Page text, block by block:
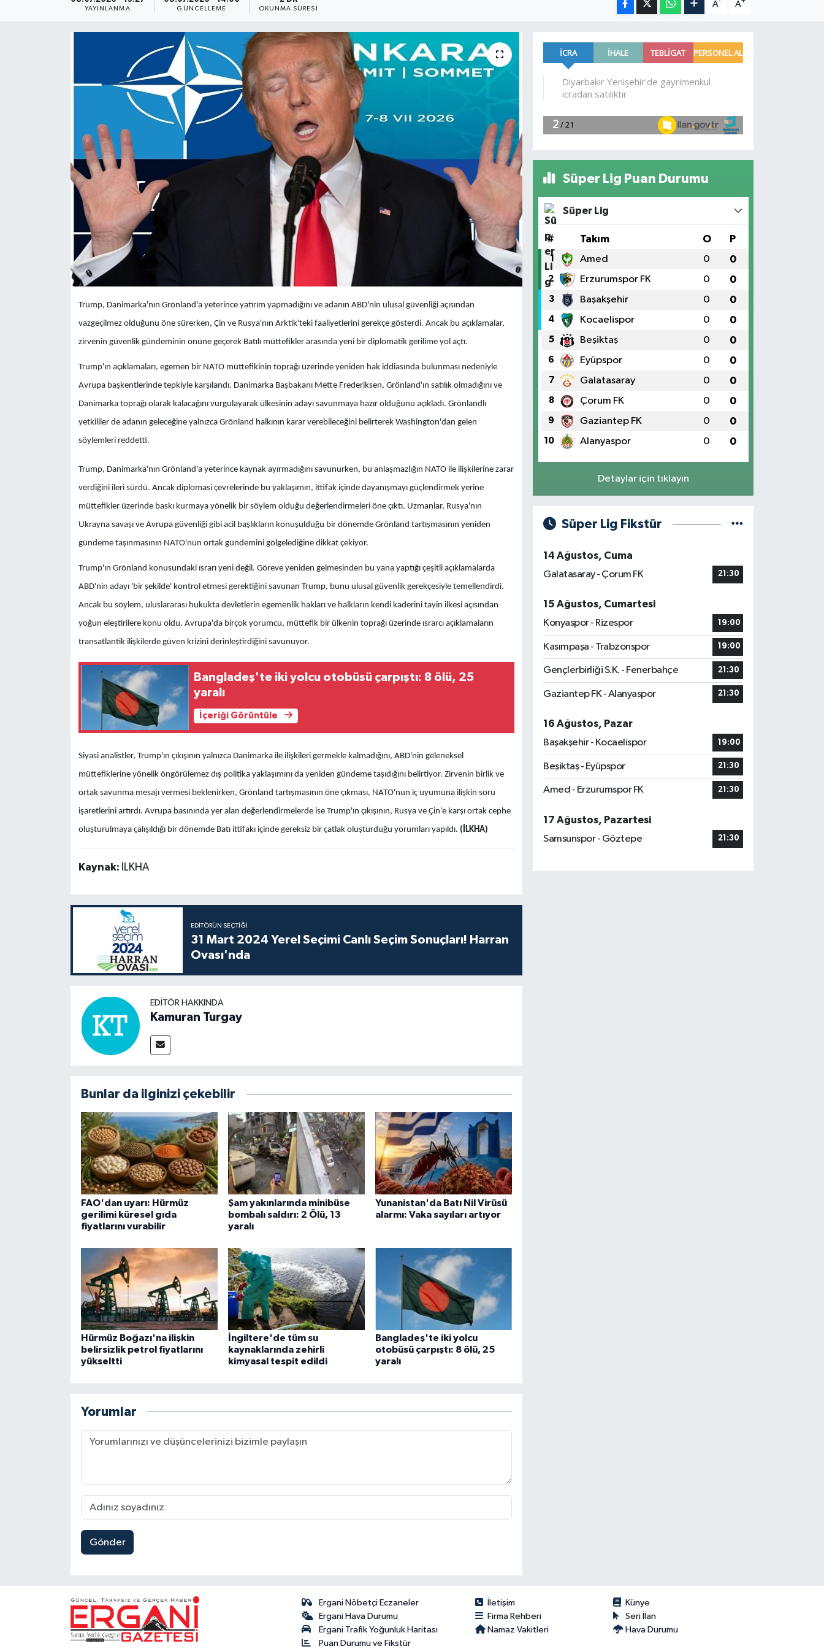
YAYINLANMA GÜNCELLEME OKUNMA SÜRESI
A A
Trump, Danimarka'nın Grönland'a yeterince yatırım yapmadığını ve adanın ABD'nin ulusal güvenliği açısından
vazgeçilmez olduğunu öne sürerken, Çin ve Rusya'nın Arktik'teki faaliyetlerini gerekçe gösterdi. Ancak bu açıklamalar,
zirvenin güvenlik gündeminin önüne geçerek Batılı müttefikler arasında yeni bir diplomatik gerilime yol açtı.
Trump'ın açıklamaları, egemen bir NATO müttefikinin toprağı üzerinde yeniden hak iddiasında bulunması nedeniyle
Avrupa başkentlerinde tepkiyle karşılandı. Danimarka Başbakanı Mette Frederiksen, Grönland'ın satılık olmadığını ve
Danimarka toprağı olarak kalacağını vurgulayarak ülkesinin adayı savunmaya hazır olduğunu açıkladı. Grönlandlı
yetkililer de adanın geleceğine yalnızca Grönland halkının karar verebileceğini belirterek Washington'dan gelen
söylemleri reddetti.
Trump, Danimarka'nın Grönland'a yeterince kaynak ayırmadığını savunurken, bu anlaşmazlığın NATO ile ilişkilerine zarar
verdiğini ileri sürdü. Ancak diplomasi çevrelerinde bu yaklaşımın, ittifak içinde dayanışmayı güçlendirmek yerine
müttefikler üzerinde baskı kurmaya yönelik bir söylem olduğu değerlendirmeleri öne çıktı. Uzmanlar, Rusya'nın
Ukrayna savaşı ve Avrupa güvenliği gibi acil başlıkların konuşulduğu bir dönemde Grönland tartışmasının yeniden
gündeme taşınmasının NATO'nun ortak gündemini gölgelediğine dikkat çekiyor.
Trump'ın Grönland konusundaki ısrarı yeni değil. Göreve yeniden gelmesinden bu yana yaptığı çeşitli açıklamalarda
ABD'nin adayı 'bir şekilde' kontrol etmesi gerektiğini savunan Trump, bunu ulusal güvenlik gerekçesiyle temellendirdi.
Ancak bu söylem, uluslararası hukukta devletlerin egemenlik hakları ve halkların kendi kaderini tayin ilkesi açısından
yoğun eleştirilere konu oldu. Avrupa'da birçok yorumcu, müttefik bir ülkenin toprağı üzerinde ısrarcı açıklamaların
transatlantik ilişkilerde güven krizini derinleştirdiğini savunuyor.
Bangladeş'te iki yolcu otobüsü çarpıştı: 8 ölü, 25
yaralı
İçeriği Görüntüle
Siyasi analistler, Trump'ın çıkışının yalnızca Danimarka ile ilişkileri germekle kalmadığını, ABD'nin geleneksel
müttefiklerine yönelik öngörülemez dış politika yaklaşımını da yeniden gündeme taşıdığını belirtiyor. Zirvenin birlik ve
ortak savunma mesajı vermesi beklenirken, Grönland tartışmasının öne çıkması, NATO'nun iç uyumuna ilişkin soru
işaretlerini artırdı. Avrupa basınında yer alan değerlendirmelerde ise Trump'ın çıkışının, Rusya ve Çin'e karşı ortak cephe
oluşturulmaya çalışıldığı bir dönemde Batı ittifakı içinde gereksiz bir çatlak oluşturduğu yorumları yapıldı. (İLKHA)
Kaynak: İLKHA
EDITÖRÜN SEÇTIĞI
31 Mart 2024 Yerel Seçimi Canlı Seçim Sonuçları! Harran
Ovası'nda
EDITÖR HAKKINDA
Kamuran Turgay
Bunlar da ilginizi çekebilir
FAO'dan uyarı: Hürmüz
gerilimi küresel gıda
fiyatlarını vurabilir
Şam yakınlarında minibüse
bombalı saldırı: 2 Ölü, 13
yaralı
Yunanistan'da Batı Nil Virüsü
alarmı: Vaka sayıları artıyor
Hürmüz Boğazı'na ilişkin
belirsizlik petrol fiyatlarını
yükseltti
İngiltere'de tüm su
kaynaklarında zehirli
kimyasal tespit edildi
Bangladeş'te iki yolcu
otobüsü çarpıştı: 8 ölü, 25
yaralı
Yorumlar
Gönder
Süper Lig Puan Durumu
Süper Lig
# Takım O P
1 Amed 0 0
2 Erzurumspor FK 0 0
3 Başakşehir 0 0
4 Kocaelispor 0 0
5 Beşiktaş 0 0
6 Eyüpspor 0 0
7 Galatasaray 0 0
8 Çorum FK 0 0
9 Gaziantep FK 0 0
10 Alanyaspor 0 0
Detaylar için tıklayın
Süper Lig Fikstür
14 Ağustos, Cuma
Galatasaray - Çorum FK
21:30
15 Ağustos, Cumartesi
Konyaspor - Rizespor
19:00
Kasımpaşa - Trabzonspor 19:00
Gençlerbirliği S.K. - Fenerbahçe 21:30
Gaziantep FK - Alanyaspor 21:30
16 Ağustos, Pazar
Başakşehir - Kocaelispor
19:00
Beşiktaş - Eyüpspor 21:30
Amed - Erzurumspor FK 21:30
17 Ağustos, Pazartesi
Samsunspor - Göztepe
21:30
Ergani Nöbetçi Eczaneler
Ergani Hava Durumu
Ergani Trafik Yoğunluk Haritası
Puan Durumu ve Fikstür
İletişim
Künye
Firma Rehberi
Seri İlan
Namaz Vakitleri
Hava Durumu
Bi̇li̇m & Teknoloji̇